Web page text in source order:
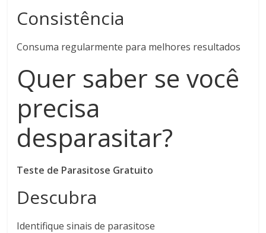
Consistência
Consuma regularmente para melhores resultados
Quer saber se você
precisa
desparasitar?
Teste de Parasitose Gratuito
Descubra
Identifique sinais de parasitose